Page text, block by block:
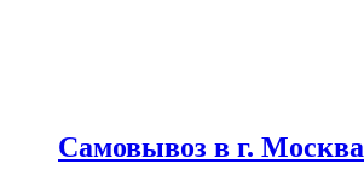
Самовывоз в г. Москва